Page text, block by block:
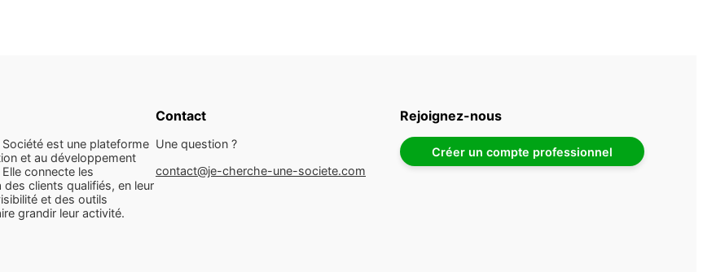
est une plateforme
et au développement
connecte les
clients qualifiés, en leur
et des outils
grandir leur activité.
Contact
Une question ?
contact@je-cherche-une-societe.com
Rejoignez-nous
Créer un compte professionnel